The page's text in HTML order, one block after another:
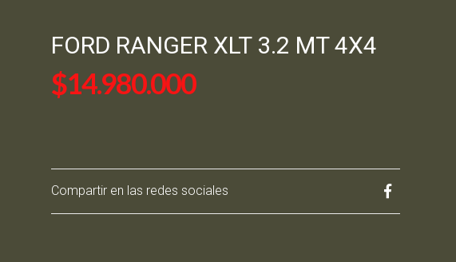
FORD RANGER XLT 3.2 MT 4X4
$14.980.000
Compartir en las redes sociales